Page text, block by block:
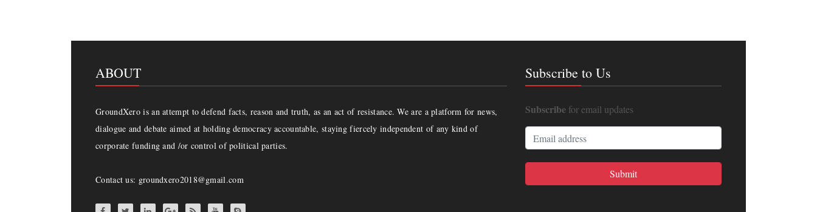
ABOUT
GroundXero is an attempt to defend facts, reason and truth, as an act of resistance. We are a platform for news,
dialogue and debate aimed at holding democracy accountable, staying fiercely independent of any kind of
corporate funding and /or control of political parties.
Contact us: groundxero2018@gmail.com
Subscribe to Us
Subscribefor email updates